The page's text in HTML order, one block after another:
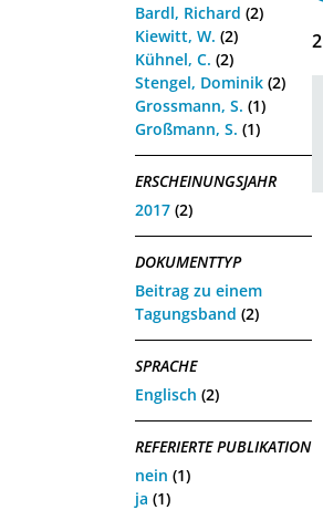
Bardl, Richard (2)
Kiewitt, W. (2)
Kühnel, C. (2)
Stengel, Dominik (2)
Grossmann, S. (1)
Großmann, S. (1)
ERSCHEINUNGSJAHR
2017 (2)
DOKUMENTTYP
Beitrag zu einem
Tagungsband (2)
SPRACHE
Englisch (2)
REFERIERTE PUBLIKATION
nein (1)
ja (1)
2